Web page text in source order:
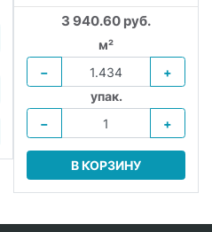
3 940.60 руб.
м²
−
+
упак.
−
+
В КОРЗИНУ